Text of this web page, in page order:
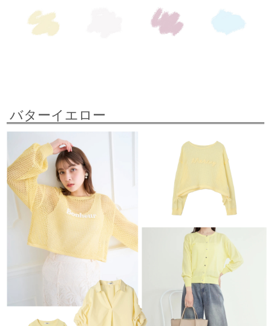
バターイエロー